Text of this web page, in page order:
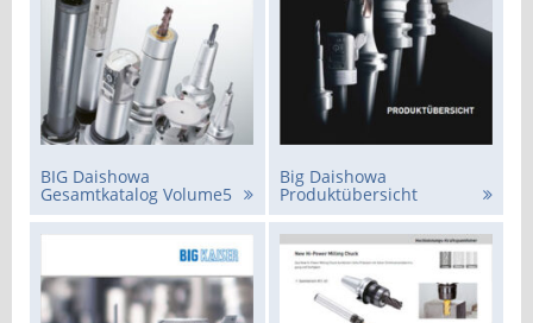
BIG Daishowa
Gesamtkatalog Volume5
Big Daishowa
Produktübersicht